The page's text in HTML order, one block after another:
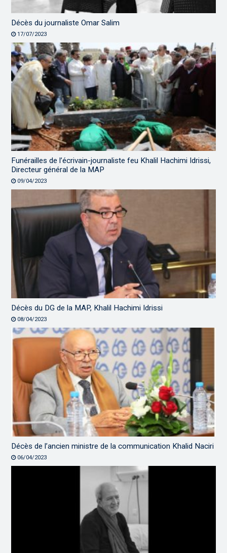
Décès du journaliste Omar Salim
17/07/2023
Funérailles de l’écrivain-journaliste feu Khalil Hachimi Idrissi,
Directeur général de la MAP
09/04/2023
Décès du DG de la MAP, Khalil Hachimi Idrissi
08/04/2023
Décès de l’ancien ministre de la communication Khalid Naciri
06/04/2023